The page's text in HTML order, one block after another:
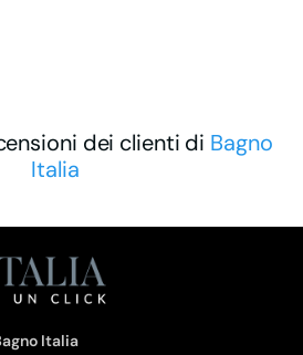
dei clienti di Bagno
Italia
Italia